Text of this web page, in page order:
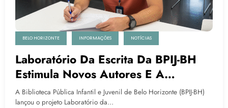
BELO HORIZONTE INFORMAÇÕES NOTÍCIAS
Laboratório Da Escrita Da BPIJ-BH
Estimula Novos Autores E A
Produção Literária
A Biblioteca Pública Infantil e Juvenil de Belo Horizonte (BPIJ-BH)
lançou o projeto Laboratório da…